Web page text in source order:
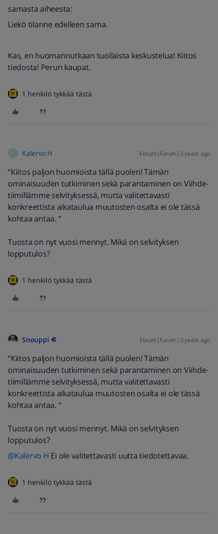
samasta aiheesta:
Liekö tilanne edelleen sama.
Kas, en huomannutkaan tuollaista keskustelua! Kiitos
tiedosta! Perun kaupat.
1 henkilö tykkää tästä
Kalervo H Forum|Forum|3 years ago
“Kiitos paljon huomioista tällä puolen! Tämän
ominaisuuden tutkiminen sekä parantaminen on Viihde-
tiimillämme selvityksessä, mutta valitettavasti
konkreettista aikataulua muutosten osalta ei ole tässä
kohtaa antaa. “
Tuosta on nyt vuosi mennyt. Mikä on selvityksen
lopputulos?
1 henkilö tykkää tästä
Snouppi Forum|Forum|3 years ago
“Kiitos paljon huomioista tällä puolen! Tämän
ominaisuuden tutkiminen sekä parantaminen on Viihde-
tiimillämme selvityksessä, mutta valitettavasti
konkreettista aikataulua muutosten osalta ei ole tässä
kohtaa antaa. “
Tuosta on nyt vuosi mennyt. Mikä on selvityksen
lopputulos?
@Kalervo H Ei ole valitettavasti uutta tiedotettavaa.
1 henkilö tykkää tästä